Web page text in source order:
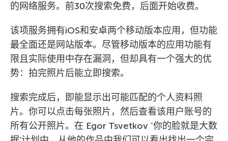
的网络服务。前30次搜索免费，后面开始收费。
该项服务拥有iOS和安卓两个移动版本应用，但功能
最全面还是网站版本。尽管移动版本的应用功能有
限且实际使用中存在漏洞，但却具有一个强大的优
势：拍完照片后能立即搜索。
搜索完成后，即能显示出可能匹配的个人资料照
片。你可以点击每张照片，然后查看该用户账号的
所有公开照片。在 Egor Tsvetkov ‘你的脸就是大数